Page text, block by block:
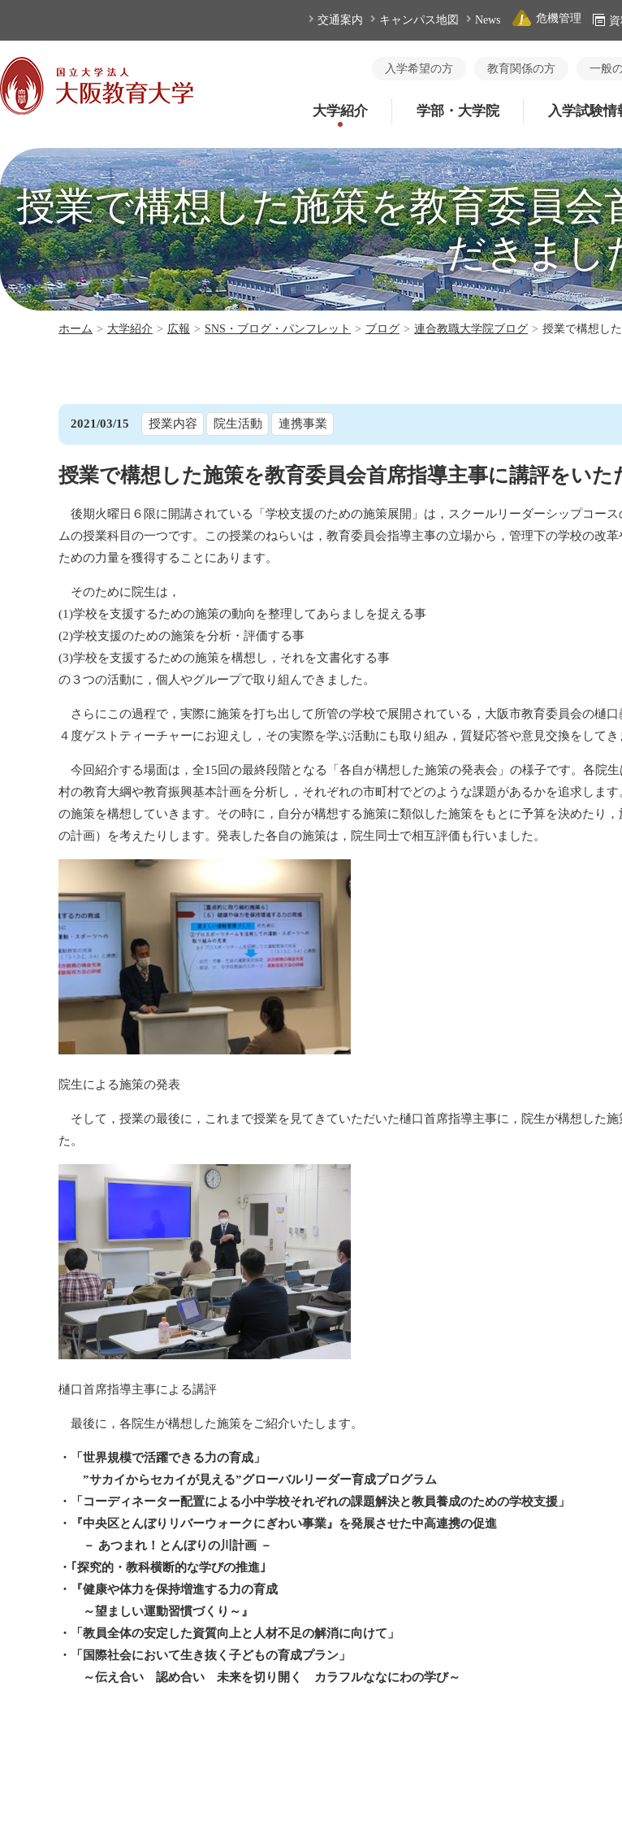
交通案内 キャンパス地図 News 危機管理
入学希望の方 教育関係の方 一般
大学紹介 学部・大学院 入学試験情
授業で構想した施策を教育委員
だきまし
ホーム > 大学紹介 > 広報 > SNS・ブログ・パンフレット > ブログ > 連合教職大学院ブログ > 授業で構想し
2021/03/15 授業内容 院生活動 連携事業
授業で構想した施策を教育委員会首席指導主事に講評をいた
後期火曜日６限に開講されている「学校支援のための施策展開」は，スクールリーダーシップコー
ムの授業科目の一つです。この授業のねらいは，教育委員会指導主事の立場から，管理下の学校の改
ための力量を獲得することにあります。
そのために院生は，
(1)学校を支援するための施策の動向を整理してあらましを捉える事
(2)学校支援のための施策を分析・評価する事
(3)学校を支援するための施策を構想し，それを文書化する事
の３つの活動に，個人やグループで取り組んできました。
さらにこの過程で，実際に施策を打ち出して所管の学校で展開されている，大阪市教育委員会の樋
４度ゲストティーチャーにお迎えし，その実際を学ぶ活動にも取り組み，質疑応答や意見交換をしてき
今回紹介する場面は，全15回の最終段階となる「各自が構想した施策の発表会」の様子です。各院
村の教育大綱や教育振興基本計画を分析し，それぞれの市町村でどのような課題があるかを追求しま
の施策を構想していきます。その時に，自分が構想する施策に類似した施策をもとに予算を決めたり
の計画）を考えたりします。発表した各自の施策は，院生同士で相互評価も行いました。
院生による施策の発表
そして，授業の最後に，これまで授業を見てきていただいた樋口首席指導主事に，院生が構想した
た。
樋口首席指導主事による講評
最後に，各院生が構想した施策をご紹介いたします。
・「世界規模で活躍できる力の育成」
”サカイからセカイが見える”グローバルリーダー育成プログラム
・「コーディネーター配置による小中学校それぞれの課題解決と教員養成のための学校支援」
・『中央区とんぼりリバーウォークにぎわい事業』を発展させた中高連携の促進
－ あつまれ！とんぼりの川計画 －
・｢探究的・教科横断的な学びの推進｣
・『健康や体力を保持増進する力の育成
～望ましい運動習慣づくり～』
・「教員全体の安定した資質向上と人材不足の解消に向けて」
・「国際社会において生き抜く子どもの育成プラン」
～伝え合い 認め合い 未来を切り開く カラフルななにわの学び～